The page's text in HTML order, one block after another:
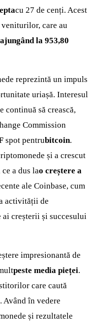
cu 27 de cenți. Acest
veniturilor, care au
la 953,80
reprezintă un impuls
uriașă. Interesul
să crească,
Commission
spot pentrubitcoin.
și a crescut
a dus lao creștere a
ale Coinbase, cum
activității de
creșterii și succesului
impresionantă de
peste media pieței.
care caută
în vedere
și rezultatele